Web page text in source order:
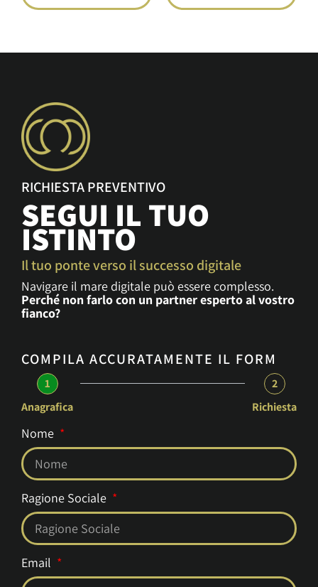
RICHIESTA PREVENTIVO
SEGUI IL TUO
ISTINTO
Il tuo ponte verso il successo digitale
Navigare il mare digitale può essere complesso.
Perché non farlo con un partner esperto al vostro
fianco?
COMPILA ACCURATAMENTE IL FORM
1
Anagrafica
2
Richiesta
Nome
Ragione Sociale
Email